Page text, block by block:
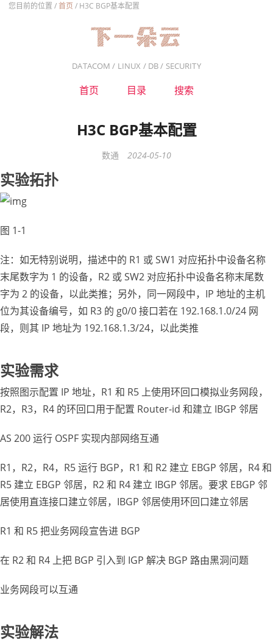
您目前的位置 /首页 / H3C BGP基本配置
DATACOM / LINUX / DB / SECURITY
首页 目录 搜索
H3C BGP基本配置
数通 2024-05-10
实验拓扑
图 1-1
注：如无特别说明，描述中的 R1 或 SW1 对应拓扑中设备名称
末尾数字为 1 的设备，R2 或 SW2 对应拓扑中设备名称末尾数
字为 2 的设备，以此类推；另外，同一网段中，IP 地址的主机
位为其设备编号，如 R3 的 g0/0 接口若在 192.168.1.0/24 网
段，则其 IP 地址为 192.168.1.3/24，以此类推
实验需求
按照图示配置 IP 地址，R1 和 R5 上使用环回口模拟业务网段，
R2，R3，R4 的环回口用于配置 Router-id 和建立 IBGP 邻居
AS 200 运行 OSPF 实现内部网络互通
R1，R2，R4，R5 运行 BGP，R1 和 R2 建立 EBGP 邻居，R4 和
R5 建立 EBGP 邻居，R2 和 R4 建立 IBGP 邻居。要求 EBGP 邻
居使用直连接口建立邻居，IBGP 邻居使用环回口建立邻居
R1 和 R5 把业务网段宣告进 BGP
在 R2 和 R4 上把 BGP 引入到 IGP 解决 BGP 路由黑洞问题
业务网段可以互通
实验解法